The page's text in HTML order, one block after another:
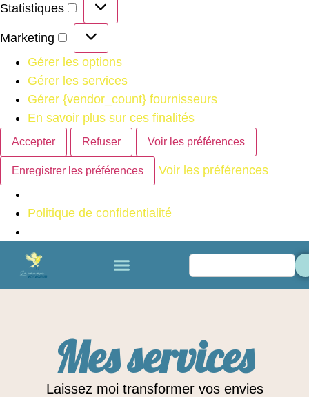
Statistiques
Marketing
Gérer les options
Gérer les services
Gérer {vendor_count} fournisseurs
En savoir plus sur ces finalités
Accepter Refuser Voir les préférences
Enregistrer les préférences Voir les préférences
Politique de confidentialité
Mes services
Laissez moi transformer vos envies